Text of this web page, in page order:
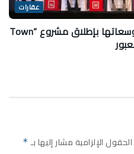
عقارات
مزايا تفتتح مرحلة جديدة من توسعاتها بإطلاق مشروع “Town
الحقول الإلزامية مشار إليها بـ *